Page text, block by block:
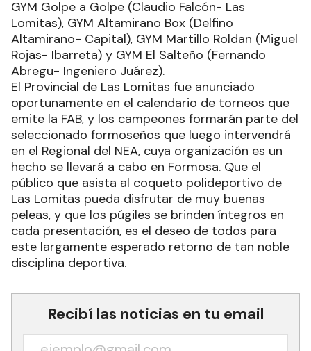
GYM Golpe a Golpe (Claudio Falcón- Las
Lomitas), GYM Altamirano Box (Delfino
Altamirano- Capital), GYM Martillo Roldan (Miguel
Rojas- Ibarreta) y GYM El Salteño (Fernando
Abregu- Ingeniero Juárez).
El Provincial de Las Lomitas fue anunciado
oportunamente en el calendario de torneos que
emite la FAB, y los campeones formarán parte del
seleccionado formoseños que luego intervendrá
en el Regional del NEA, cuya organización es un
hecho se llevará a cabo en Formosa. Que el
público que asista al coqueto polideportivo de
Las Lomitas pueda disfrutar de muy buenas
peleas, y que los púgiles se brinden íntegros en
cada presentación, es el deseo de todos para
este largamente esperado retorno de tan noble
disciplina deportiva.
Recibí las noticias en tu email